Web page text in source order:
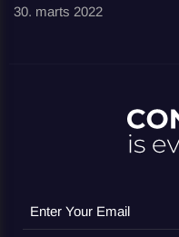
30. marts 2022